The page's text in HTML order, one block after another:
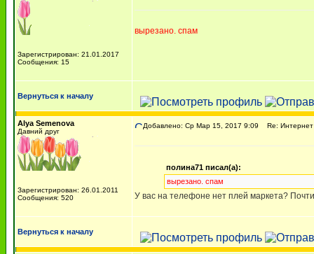
Зарегистрирован: 21.01.2017
Сообщения: 15
вырезано. спам
Вернуться к началу
Alya Semenova
Давний друг
Зарегистрирован: 26.01.2011
Сообщения: 520
Добавлено: Ср Мар 15, 2017 9:09 Re:
полина71 писал(а):
вырезано. спам
У вас на телефоне нет плей маркета?
Вернуться к началу